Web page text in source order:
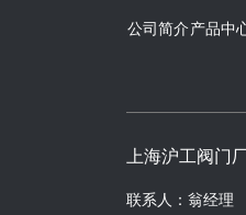
公司简介 产品中
上海沪工阀门
联系人：翁经理